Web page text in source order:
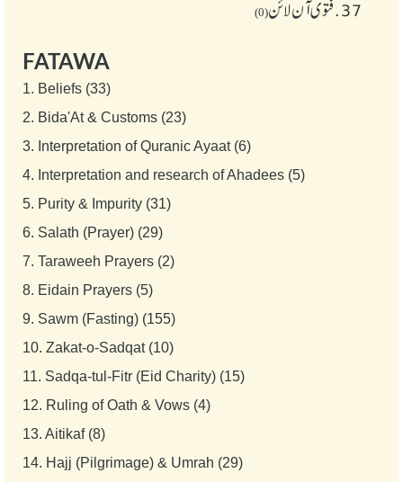
37. فتوی آن لائن(0)
FATAWA
1. Beliefs (33)
2. Bida'At & Customs (23)
3. Interpretation of Quranic Ayaat (6)
4. Interpretation and research of Ahadees (5)
5. Purity & Impurity (31)
6. Salath (Prayer) (29)
7. Taraweeh Prayers (2)
8. Eidain Prayers (5)
9. Sawm (Fasting) (155)
10. Zakat-o-Sadqat (10)
11. Sadqa-tul-Fitr (Eid Charity) (15)
12. Ruling of Oath & Vows (4)
13. Aitikaf (8)
14. Hajj (Pilgrimage) & Umrah (29)